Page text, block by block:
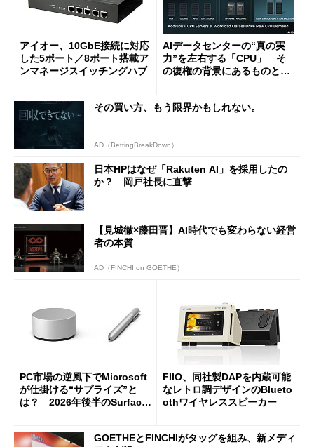
アイオー、10GbE接続に対応
した5ポート／8ポート搭載ア
ンマネージスイッチングハブ
AIデータセンターの“真の実
力”を左右する「CPU」 そ
の復権の背景にあるものと
その買い方、もう限界かもしれない。
AD（BettingBreakDown）
日本HPはなぜ「Rakuten AI」を採用したの
か？ 岡戸社長に直撃
【見城徹×藤田晋】AI時代でも変わらない経営
者の本質
AD（FINCHI on GOETHE）
PC市場の逆風下でMicrosoft
が仕掛ける“サプライズ”と
は？ 2026年後半のSurface
FIIO、同社製DAPを内蔵可能
なレトロ調デザインのBlueto
othワイヤレススピーカー
GOETHEとFINCHIがタッグを組み、新メディ